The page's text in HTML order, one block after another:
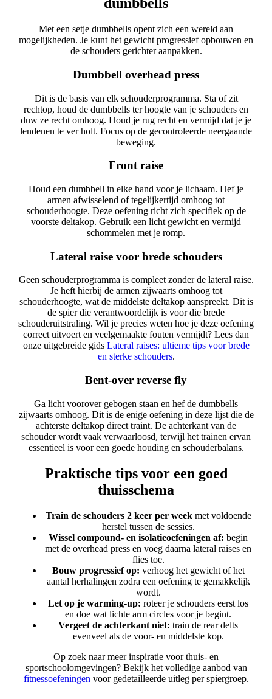
dumbbells
Met een setje dumbbells opent zich een wereld aan
mogelijkheden. Je kunt het gewicht progressief opbouwen en
de schouders gerichter aanpakken.
Dumbbell overhead press
Dit is de basis van elk schouderprogramma. Sta of zit
rechtop, houd de dumbbells ter hoogte van je schouders en
duw ze recht omhoog. Houd je rug recht en vermijd dat je je
lendenen te ver holt. Focus op de gecontroleerde neergaande
beweging.
Front raise
Houd een dumbbell in elke hand voor je lichaam. Hef je
armen afwisselend of tegelijkertijd omhoog tot
schouderhoogte. Deze oefening richt zich specifiek op de
voorste deltakop. Gebruik een licht gewicht en vermijd
schommelen met je romp.
Lateral raise voor brede schouders
Geen schouderprogramma is compleet zonder de lateral raise.
Je heft hierbij de armen zijwaarts omhoog tot
schouderhoogte, wat de middelste deltakop aanspreekt. Dit is
de spier die verantwoordelijk is voor die brede
schouderuitstraling. Wil je precies weten hoe je deze oefening
correct uitvoert en veelgemaakte fouten vermijdt? Lees dan
onze uitgebreide gids Lateral raises: ultieme tips voor brede
en sterke schouders.
Bent-over reverse fly
Ga licht voorover gebogen staan en hef de dumbbells
zijwaarts omhoog. Dit is de enige oefening in deze lijst die de
achterste deltakop direct traint. De achterkant van de
schouder wordt vaak verwaarloosd, terwijl het trainen ervan
essentieel is voor een goede houding en schouderbalans.
Praktische tips voor een goed
thuisschema
Train de schouders 2 keer per weekmet voldoende
herstel tussen de sessies.
Wissel compound- en isolatieoefeningen af: begin
met de overhead press en voeg daarna lateral raises en
flies toe.
Bouw progressief op: verhoog het gewicht of het
aantal herhalingen zodra een oefening te gemakkelijk
wordt.
Let op je warming-up: roteer je schouders eerst los
en doe wat lichte arm circles voor je begint.
Vergeet de achterkant niet: train de rear delts
evenveel als de voor- en middelste kop.
Op zoek naar meer inspiratie voor thuis- en
sportschoolomgevingen? Bekijk het volledige aanbod van
fitnessoefeningen voor gedetailleerde uitleg per spiergroep.